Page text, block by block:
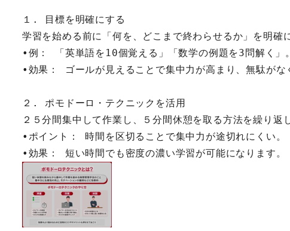
１. 目標を明確にする
学習を始める前に「何を、どこまで終わらせるか」を明確
•例： 「英単語を10個覚える」「数学の例題を3問解く」。
•効果： ゴールが見えることで集中力が高まり、無駄がな
２. ポモドーロ・テクニックを活用
２５分間集中して作業し、５分間休憩を取る方法を繰り返
•ポイント： 時間を区切ることで集中力が途切れにくい。
•効果： 短い時間でも密度の濃い学習が可能になります。